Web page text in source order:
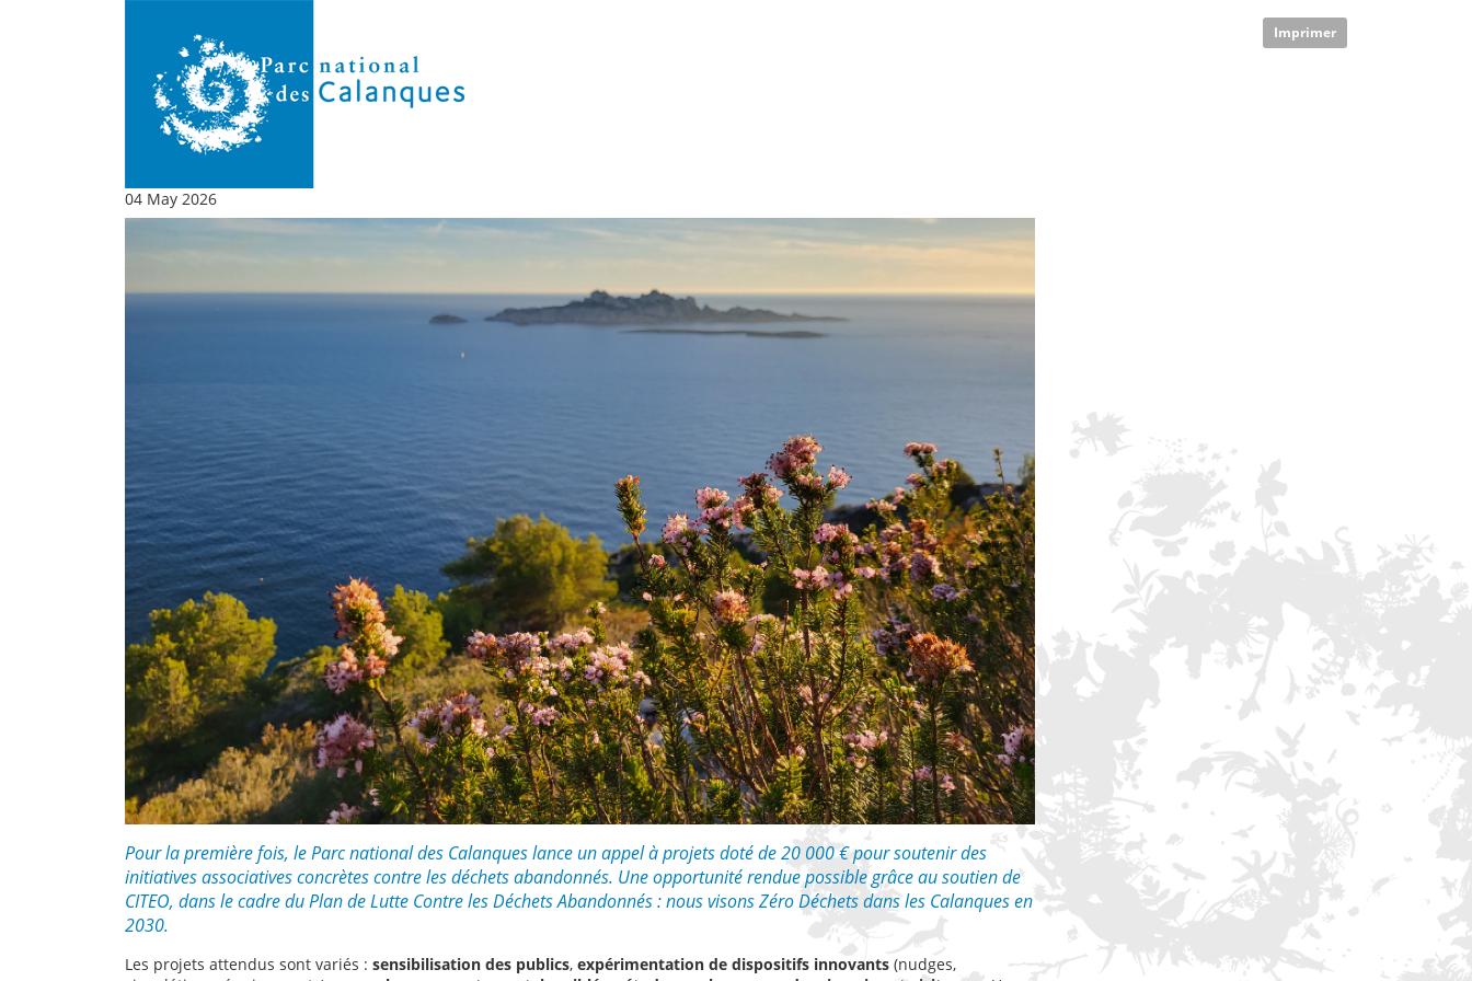
Imprimer
04 May 2026
Pour la première fois, le Parc national des Calanques lance un appel à projets doté de 20 000 € pour soutenir des
initiatives associatives concrètes contre les déchets abandonnés. Une opportunité rendue possible grâce au soutien de
CITEO, dans le cadre du Plan de Lutte Contre les Déchets Abandonnés : nous visons Zéro Déchets dans les Calanques en
2030.
Les projets attendus sont variés : sensibilisation des publics, expérimentation de dispositifs innovants (nudges,